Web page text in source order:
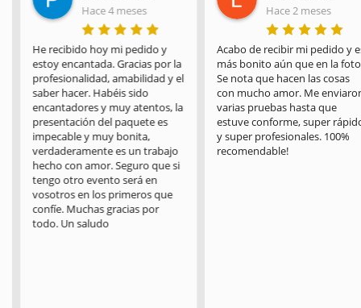
Hace 4 meses
He recibido hoy mi pedido y
estoy encantada. Gracias por la
profesionalidad, amabilidad y el
saber hacer. Habéis sido
encantadores y muy atentos, la
presentación del paquete es
impecable y muy bonita,
verdaderamente es un trabajo
hecho con amor. Seguro que si
tengo otro evento será en
vosotros en los primeros que
confíe. Muchas gracias por
todo. Un saludo
Hace 2 meses
Acabo de recibir mi pedido y es
más bonito aún que en la foto!
Se nota que hacen las cosas
con mucho amor. Me enviaron
varias pruebas hasta que
estuve conforme, super rápido
y super profesionales. 100%
recomendable!